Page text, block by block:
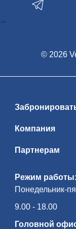
Режим работы:
Понедельник-
9.00 - 18.00
Головной
Компания
Партнерам
© 2026
-->